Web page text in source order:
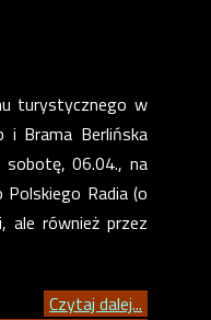
turystycznego w
i Brama Berlińska
06.04., na
Radia (o
ale również przez
Czytaj dalej...